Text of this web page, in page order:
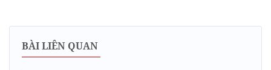
BÀI LIÊN QUAN